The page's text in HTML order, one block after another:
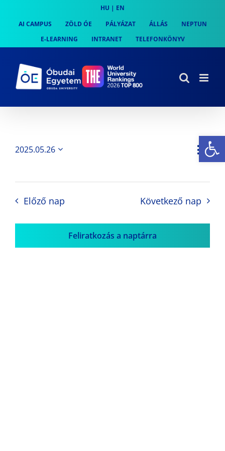
content
HU | EN
AI CAMPUS
ZÖLD ÓE PÁLYÁZAT ÁLLÁS
NEPTUN
E-LEARNING
INTRANET TELEFONKÖNYV
Nap
2025.05.26
Előző nap Következő nap
Feliratkozás a naptárra